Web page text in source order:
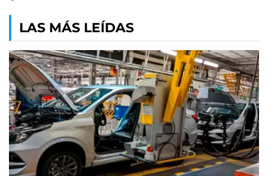
LAS MÁS LEÍDAS